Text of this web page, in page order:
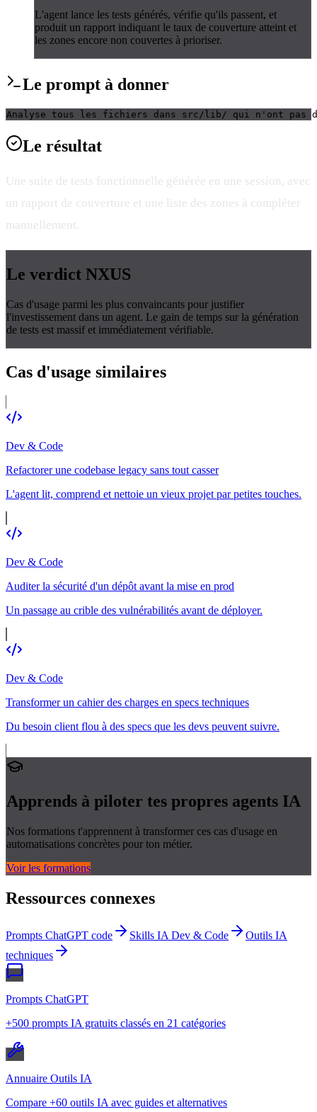
L'agent lance les tests générés, vérifie qu'ils passent, et
produit un rapport indiquant le taux de couverture atteint et
les zones encore non couvertes à prioriser.
Le prompt à donner
Analyse tous les fichiers dans src/lib/ qui n'ont pas
Le résultat
Une suite de tests fonctionnelle générée en une session, avec
un rapport de couverture et une liste des zones à compléter
manuellement.
Le verdict NXUS
Cas d'usage parmi les plus convaincants pour justifier
l'investissement dans un agent. Le gain de temps sur la génération
de tests est massif et immédiatement vérifiable.
Cas d'usage similaires
Dev & Code
Refactorer une codebase legacy sans tout casser
L'agent lit, comprend et nettoie un vieux projet par petites touches.
Dev & Code
Auditer la sécurité d'un dépôt avant la mise en prod
Un passage au crible des vulnérabilités avant de déployer.
Dev & Code
Transformer un cahier des charges en specs techniques
Du besoin client flou à des specs que les devs peuvent suivre.
Apprends à piloter tes propres agents IA
Nos formations t'apprennent à transformer ces cas d'usage en
automatisations concrètes pour ton métier.
Voir les formations
Ressources connexes
Prompts ChatGPT code Skills IA Dev & Code
Outils IA
techniques
Prompts ChatGPT
+500 prompts IA gratuits classés en 21 catégories
Annuaire Outils IA
Compare +60 outils IA avec guides et alternatives